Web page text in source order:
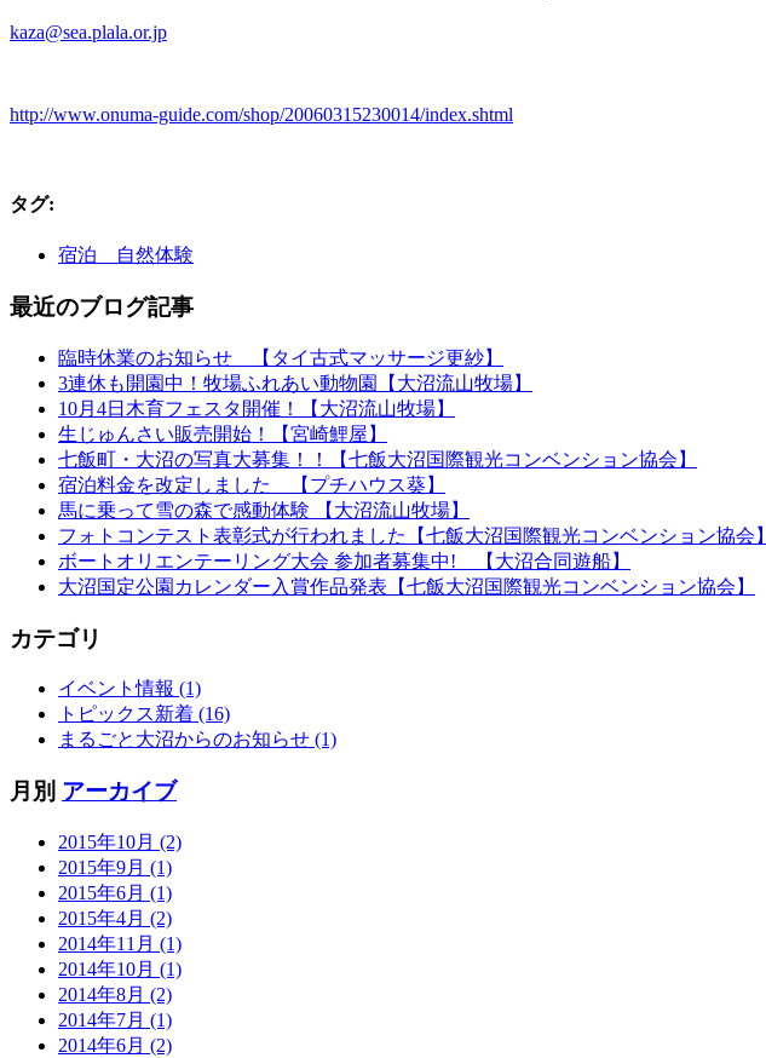
kaza@sea.plala.or.jp
http://www.onuma-guide.com/shop/20060315230014/index.shtml
タグ:
宿泊 自然体験
最近のブログ記事
臨時休業のお知らせ 【タイ古式マッサージ更紗】
3連休も開園中！牧場ふれあい動物園【大沼流山牧場】
10月4日木育フェスタ開催！【大沼流山牧場】
生じゅんさい販売開始！【宮崎鯉屋】
七飯町・大沼の写真大募集！！【七飯大沼国際観光コンベンション協会】
宿泊料金を改定しました 【プチハウス葵】
馬に乗って雪の森で感動体験 【大沼流山牧場】
フォトコンテスト表彰式が行われました【七飯大沼国際観光コンベンション協会】
ボートオリエンテーリング大会 参加者募集中! 【大沼合同遊船】
大沼国定公園カレンダー入賞作品発表【七飯大沼国際観光コンベンション協会】
カテゴリ
イベント情報 (1)
トピックス新着 (16)
まるごと大沼からのお知らせ (1)
月別 アーカイブ
2015年10月 (2)
2015年9月 (1)
2015年6月 (1)
2015年4月 (2)
2014年11月 (1)
2014年10月 (1)
2014年8月 (2)
2014年7月 (1)
2014年6月 (2)